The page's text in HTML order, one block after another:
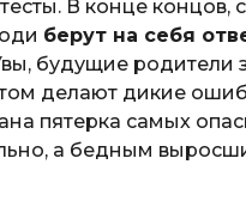
В конце
берут на себя
будущие родители
делают дикие
пятерка самых
а бедным